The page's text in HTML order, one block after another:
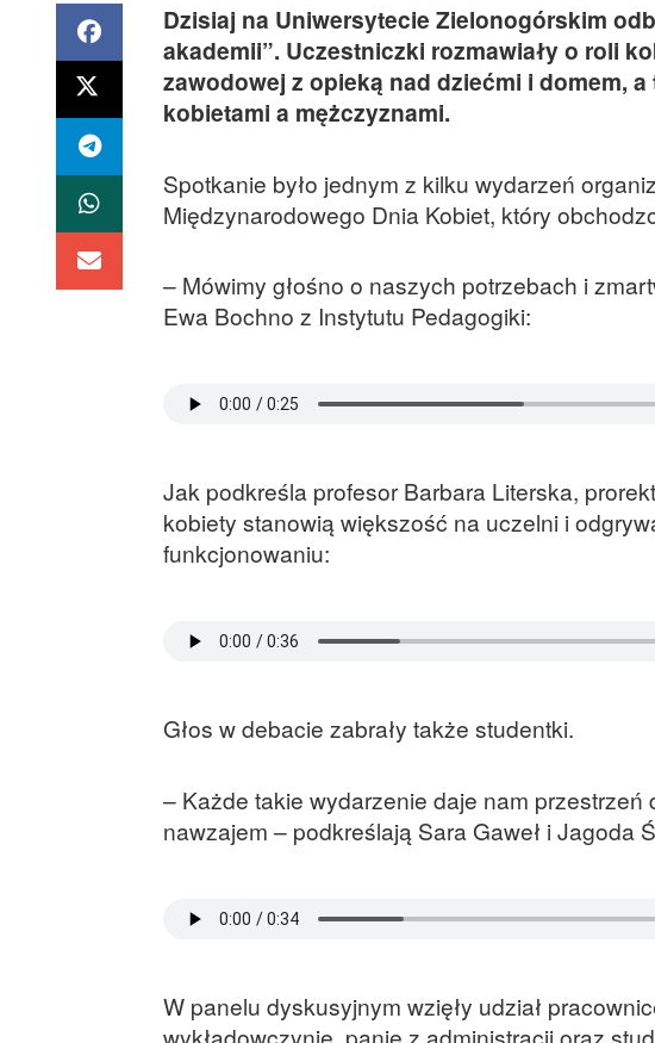
Dzisiaj na Uniwersytecie Zielonogórskim
akademii”. Uczestniczki rozmawiały o roli
zawodowej z opieką nad dziećmi i domem,
kobietami a mężczyznami.
Spotkanie było jednym z kilku wydarzeń
Międzynarodowego Dnia Kobiet, który
– Mówimy głośno o naszych potrzebach i
Ewa Bochno z Instytutu Pedagogiki:
Jak podkreśla profesor Barbara Literska,
kobiety stanowią większość na uczelni i
funkcjonowaniu:
Głos w debacie zabrały także studentki.
– Każde takie wydarzenie daje nam
nawzajem – podkreślają Sara Gaweł i Jagoda
W panelu dyskusyjnym wzięły udział